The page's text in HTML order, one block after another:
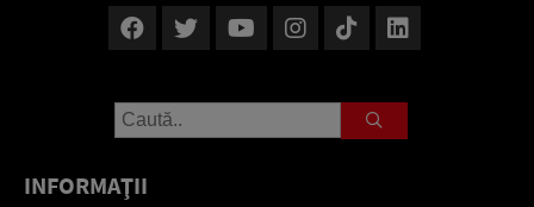
INFORMAŢII